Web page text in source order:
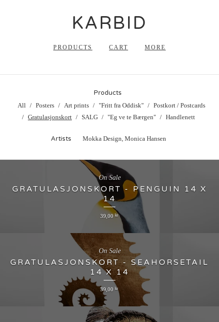
KARBID
PRODUCTS CART MORE
Products
All Posters Art prints "Fritt fra Oddisk"
Postkort / Postcards
Gratulasjonskort
SALG "Eg ve te Bærgen" Handlenett
Artists Mokka Design, Monica Hansen
GRATULASJONSKORT - PENGUIN 14 X
14
39,00kr
On Sale
GRATULASJONSKORT - SEAHORSETAIL
14 X 14
39,00 kr
On Sale